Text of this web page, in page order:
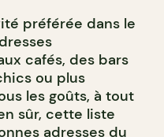
préférée dans le
cafés, des bars
ou plus
les goûts, à tout
sûr, cette liste
adresses du